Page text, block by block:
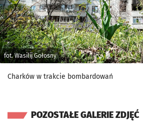
fot. Wasilij Gołosny
Charków w trakcie bombardowań
POZOSTAŁE GALERIE ZDJĘĆ